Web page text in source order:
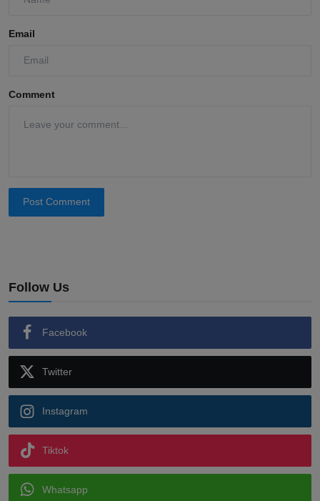
Email
Comment
Post Comment
Follow Us
Facebook
Twitter
Instagram
Tiktok
Whatsapp